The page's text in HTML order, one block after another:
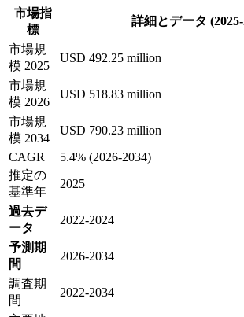
市場指
標
詳細とデータ
市場規
模 2025
USD 492.25 million
市場規
模 2026
USD 518.83 million
市場規
模 2034
USD 790.23 million
CAGR
5.4% (2026-2034)
推定の
基準年
2025
過去デ
ータ
2022-2024
予測期
間
2026-2034
調査期
間
2022-2034